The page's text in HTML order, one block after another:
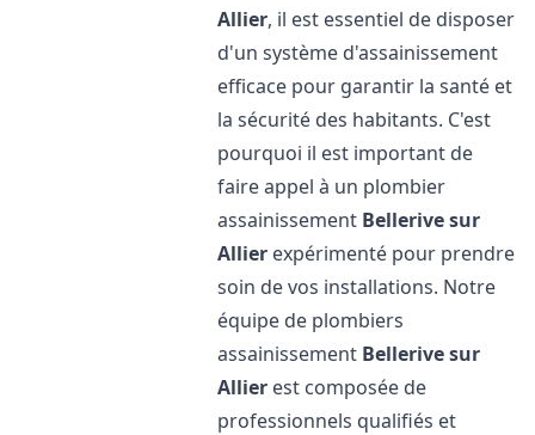
Allier, il est essentiel de disposer
d'un système d'assainissement
efficace pour garantir la santé et
la sécurité des habitants. C'est
pourquoi il est important de
faire appel à un plombier
assainissement Bellerive sur
Allier expérimenté pour prendre
soin de vos installations. Notre
équipe de plombiers
assainissement Bellerive sur
Allier est composée de
professionnels qualifiés et